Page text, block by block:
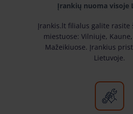
Įrankių nuoma visoje
Įrankis.lt filialus galite rasite
miestuose: Vilniuje,
Mažeikiuose. Įrankius
Lietuvoje.